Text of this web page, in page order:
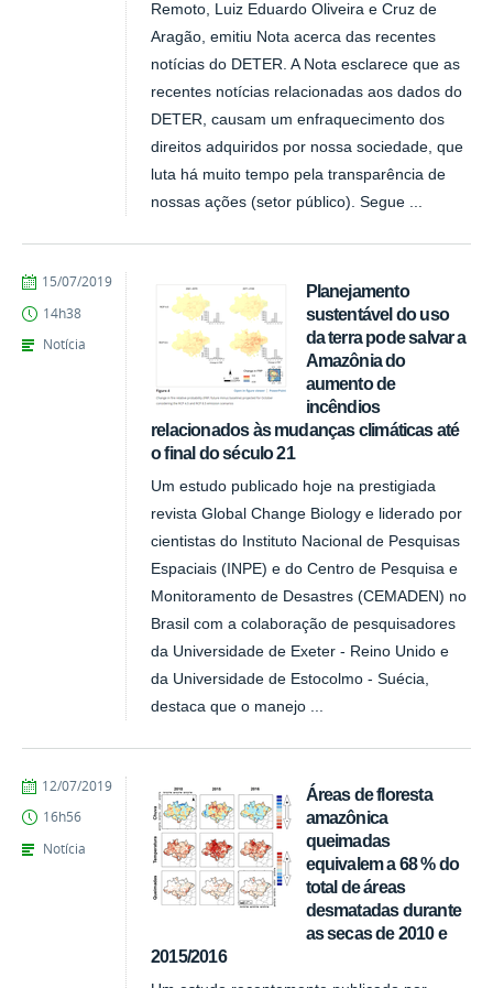
Remoto, Luiz Eduardo Oliveira e Cruz de
Aragão, emitiu Nota acerca das recentes
notícias do DETER. A Nota esclarece que as
recentes notícias relacionadas aos dados do
DETER, causam um enfraquecimento dos
direitos adquiridos por nossa sociedade, que
luta há muito tempo pela transparência de
nossas ações (setor público). Segue ...
Planejamento
sustentável do uso
da terra pode salvar a
Amazônia do
aumento de
incêndios
relacionados às mudanças climáticas até
o final do século 21
Um estudo publicado hoje na prestigiada
revista Global Change Biology e liderado por
cientistas do Instituto Nacional de Pesquisas
Espaciais (INPE) e do Centro de Pesquisa e
Monitoramento de Desastres (CEMADEN) no
Brasil com a colaboração de pesquisadores
da Universidade de Exeter - Reino Unido e
da Universidade de Estocolmo - Suécia,
destaca que o manejo ...
publicado
15/07/2019
14h38
Notícia
Áreas de floresta
amazônica
queimadas
equivalem a 68 % do
total de áreas
desmatadas durante
as secas de 2010 e
2015/2016
publicado
12/07/2019
16h56
Notícia